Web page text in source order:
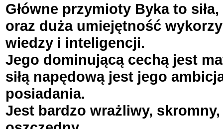
Główne przymioty Byka to
oraz duża umiejętność
wiedzy i inteligencji.
Jego dominującą cechą jest
siłą napędową jest jego
posiadania.
Jest bardzo wrażliwy, skromny,